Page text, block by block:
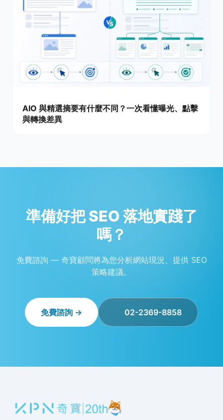
AIO 與精選摘要有什麼不同？一次看懂曝光、點擊
與轉換差異
準備好把 SEO 落地實踐了
嗎？
免費諮詢 — 奇寶顧問將為您分析網站現況、提供 SEO
策略建議。
免費諮詢 → 02-2369-8858